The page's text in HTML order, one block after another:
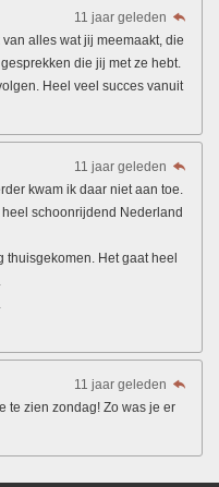
11 jaar geleden
alles wat jij meemaakt, die
die jij met ze hebt.
Heel veel succes vanuit
11 jaar geleden
kwam ik daar niet aan toe.
schoonrijdend Nederland
thuisgekomen. Het gaat heel
11 jaar geleden
te zien zondag! Zo was je er